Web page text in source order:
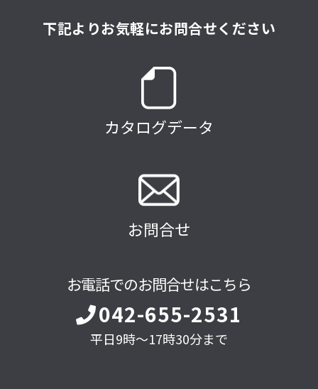
下記よりお気軽にお問合せください
カタログデータ
お問合せ
お電話でのお問合せはこちら
042-655-2531
平日9時～17時30分まで